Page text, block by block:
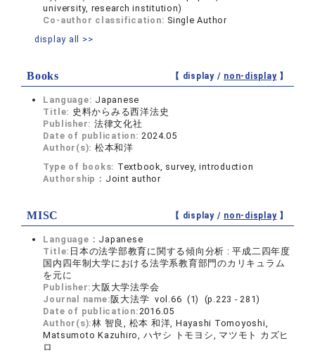
university, research institution)
Co-author classification: Single Author
display all >>
Books 【 display / non-display】
Language: Japanese
Title: 史料からみる西洋法史
Publisher: 法律文化社
Date of publication: 2024.05
Author(s): 松本和洋
Type of books: Textbook, survey, introduction
Authorship： Joint author
MISC 【 display / non-display】
Language： Japanese
Title: 日本の法学部教育に関する傾向分析 : 平成二四年度
国内四年制大学における法学系教育部門のカリキュラム
を元に
Publisher: 大阪大学法学会
Journal name:阪大法学 vol.66 (1) (p.223 - 281)
Date of publication: 2016.05
Author(s):林 智良, 松本 和洋, Hayashi Tomoyoshi,
Matsumoto Kazuhiro, ハヤシ トモヨシ, マツモト カズヒ
ロ